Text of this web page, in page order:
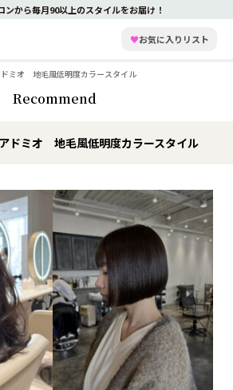
ンから毎月90以上のスタイルをお届け！
♥お気に入りリスト
ミオ 地毛風低明度カラースタイル
Recommend
ドミオ 地毛風低明度カラースタイル